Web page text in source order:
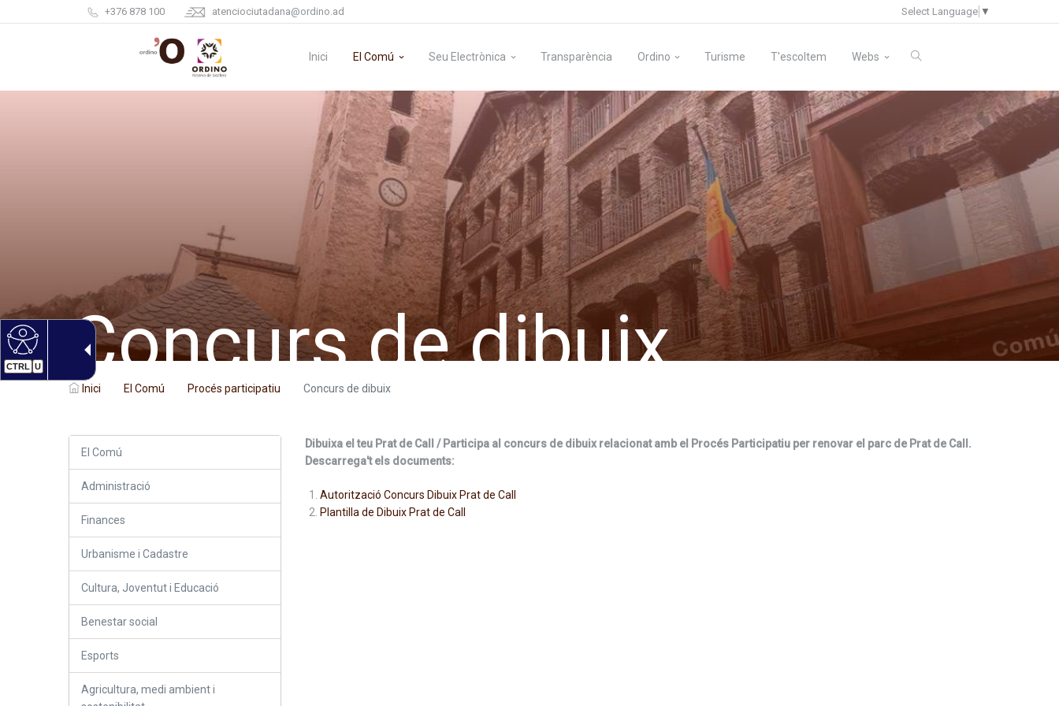
CTRL U
+376 878 100 atenciociutadana@ordino.ad Select Language ▼
Inici El Comú Seu Electrònica Transparència Ordino Turisme T'escoltem Webs
Concurs de dibuix
Inici El Comú Procés participatiu Concurs de dibuix
El Comú
Administració
Finances
Urbanisme i Cadastre
Cultura, Joventut i Educació
Benestar social
Esports
Agricultura, medi ambient i
Dibuixa el teu Prat de Call / Participa al concurs de dibuix relacionat amb el Procés Participatiu per renovar el parc de Prat de Call.
Descarrega't els documents:
Autorització Concurs Dibuix Prat de Call
Plantilla de Dibuix Prat de Call